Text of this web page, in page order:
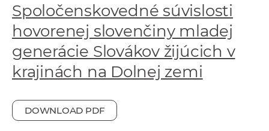
Spoločenskovedné súvislosti
hovorenej slovenčiny mladej
generácie Slovákov žijúcich v
krajinách na Dolnej zemi
DOWNLOAD PDF